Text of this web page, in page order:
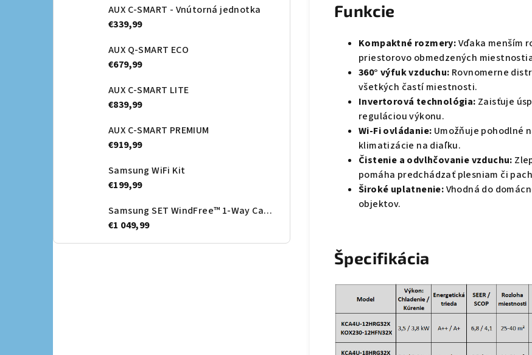
AUX C-SMART - Vnútorná jednotka
€339,99
AUX Q-SMART ECO
€679,99
AUX C-SMART LITE
€839,99
AUX C-SMART PREMIUM
€919,99
Samsung WiFi Kit
€199,99
Samsung SET WindFree™ 1-Way Cassette + Dekoračný panel - vnútorná jednotka
€1 049,99
Funkcie
Kompaktné rozmery:Vďaka menším
priestorovo obmedzených
360° výfuk vzduchu: Rovnomerne
všetkých častí miestnosti.
Invertorová technológia: Zaisťuje
reguláciou výkonu.
Wi-Fi ovládanie: Umožňuje pohodlné
klimatizácie na diaľku.
Čistenie a odvlhčovanie vzduchu:
pomáha predchádzať plesniam či
Široké uplatnenie:Vhodná do
objektov.
Špecifikácia